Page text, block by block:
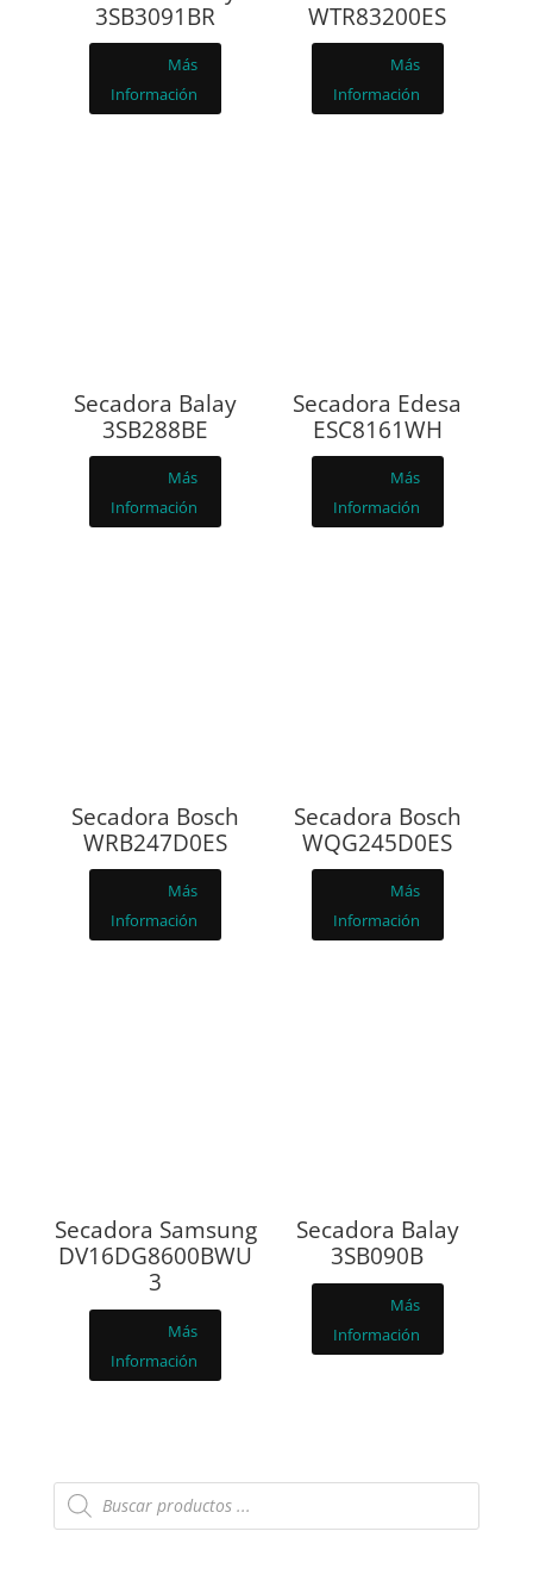
3SB3091BR
Más
Información
WTR83200ES
Más
Información
Secadora Balay
3SB288BE
Más
Información
Secadora Edesa
ESC8161WH
Más
Información
Secadora Bosch
WRB247D0ES
Más
Información
Secadora Bosch
WQG245D0ES
Más
Información
Secadora Samsung
DV16DG8600BWU
3
Más
Información
Secadora Balay
3SB090B
Más
Información
Búsqueda
de
productos